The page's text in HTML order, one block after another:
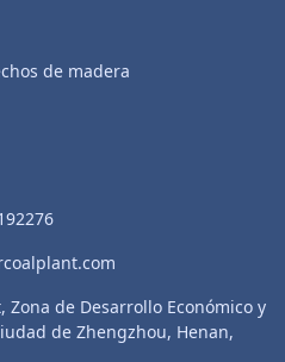
de madera
Zona de Desarrollo Económico y
de Zhengzhou, Henan,